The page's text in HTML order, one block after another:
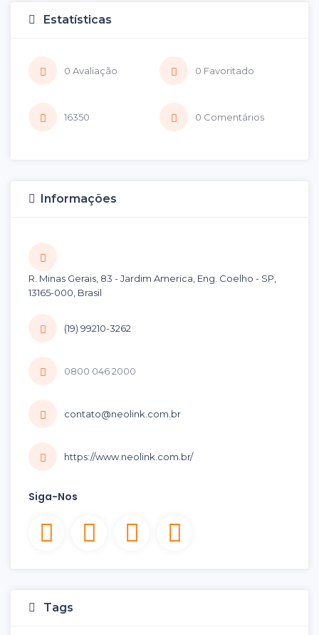
Estatísticas
0 Avaliação 0 Favoritado
16350 0 Comentários
Informações
R. Minas Gerais, 83 - Jardim America, Eng. Coelho - SP,
13165-000, Brasil
(19) 99210-3262
0800 046 2000
contato@neolink.com.br
https://www.neolink.com.br/
Siga-Nos
Tags